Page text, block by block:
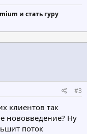
и стать гуру
#3
клиентов так
нововведение? Ну
поток